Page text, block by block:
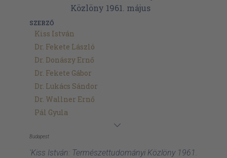
SZERZŐ
Kiss István
Dr. Fekete László
Dr. Donászy Ernő
Dr. Fekete Gábor
Dr. Lukács Sándor
Dr. Wallner Ernő
Pál Gyula
Budapest
'Kiss István: Természettudományi Közlöny 1961.